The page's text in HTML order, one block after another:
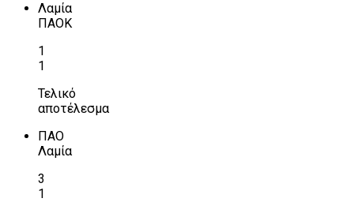
Λαμία
ΠΑΟΚ
1
1
Τελικό
αποτέλεσμα
ΠΑΟ
Λαμία
3
1